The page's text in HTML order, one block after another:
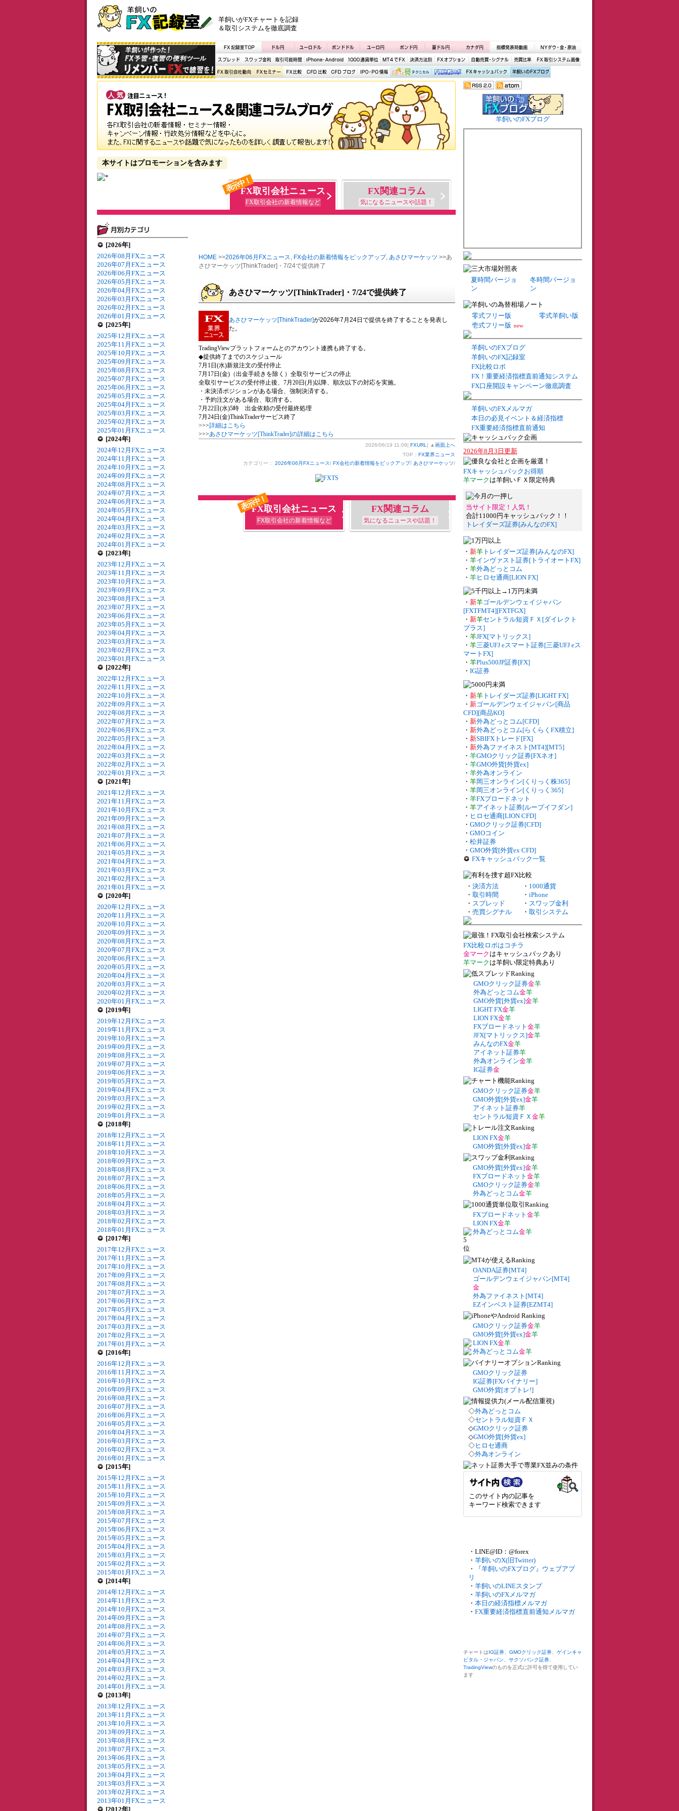
羊飼いがFXチャートを記録
＆取引システムを徹底調査
本サイトはプロモーションを含みます
表示中！FX取引会社ニュース
FX取引会社の新着情報など
FX関連コラム
気になるニュースや話題！
[2026年]
2026年08月FXニュース
2026年07月FXニュース
2026年06月FXニュース
2026年05月FXニュース
2026年04月FXニュース
2026年03月FXニュース
2026年02月FXニュース
2026年01月FXニュース
[2025年]
2025年12月FXニュース
2025年11月FXニュース
2025年10月FXニュース
2025年09月FXニュース
2025年08月FXニュース
2025年07月FXニュース
2025年06月FXニュース
2025年05月FXニュース
2025年04月FXニュース
2025年03月FXニュース
2025年02月FXニュース
2025年01月FXニュース
[2024年]
2024年12月FXニュース
2024年11月FXニュース
2024年10月FXニュース
2024年09月FXニュース
2024年08月FXニュース
2024年07月FXニュース
2024年06月FXニュース
2024年05月FXニュース
2024年04月FXニュース
2024年03月FXニュース
2024年02月FXニュース
2024年01月FXニュース
[2023年]
2023年12月FXニュース
2023年11月FXニュース
2023年10月FXニュース
2023年09月FXニュース
2023年08月FXニュース
2023年07月FXニュース
2023年06月FXニュース
2023年05月FXニュース
2023年04月FXニュース
2023年03月FXニュース
2023年02月FXニュース
2023年01月FXニュース
[2022年]
2022年12月FXニュース
2022年11月FXニュース
2022年10月FXニュース
2022年09月FXニュース
2022年08月FXニュース
2022年07月FXニュース
2022年06月FXニュース
2022年05月FXニュース
2022年04月FXニュース
2022年03月FXニュース
2022年02月FXニュース
2022年01月FXニュース
[2021年]
2021年12月FXニュース
2021年11月FXニュース
2021年10月FXニュース
2021年09月FXニュース
2021年08月FXニュース
2021年07月FXニュース
2021年06月FXニュース
2021年05月FXニュース
2021年04月FXニュース
2021年03月FXニュース
2021年02月FXニュース
2021年01月FXニュース
[2020年]
2020年12月FXニュース
2020年11月FXニュース
2020年10月FXニュース
2020年09月FXニュース
2020年08月FXニュース
2020年07月FXニュース
2020年06月FXニュース
2020年05月FXニュース
2020年04月FXニュース
2020年03月FXニュース
2020年02月FXニュース
2020年01月FXニュース
[2019年]
2019年12月FXニュース
2019年11月FXニュース
2019年10月FXニュース
2019年09月FXニュース
2019年08月FXニュース
2019年07月FXニュース
2019年06月FXニュース
2019年05月FXニュース
2019年04月FXニュース
2019年03月FXニュース
2019年02月FXニュース
2019年01月FXニュース
[2018年]
2018年12月FXニュース
2018年11月FXニュース
2018年10月FXニュース
2018年09月FXニュース
2018年08月FXニュース
2018年07月FXニュース
2018年06月FXニュース
2018年05月FXニュース
2018年04月FXニュース
2018年03月FXニュース
2018年02月FXニュース
2018年01月FXニュース
[2017年]
2017年12月FXニュース
2017年11月FXニュース
2017年10月FXニュース
2017年09月FXニュース
2017年08月FXニュース
2017年07月FXニュース
2017年06月FXニュース
2017年05月FXニュース
2017年04月FXニュース
2017年03月FXニュース
2017年02月FXニュース
2017年01月FXニュース
[2016年]
2016年12月FXニュース
2016年11月FXニュース
2016年10月FXニュース
2016年09月FXニュース
2016年08月FXニュース
2016年07月FXニュース
2016年06月FXニュース
2016年05月FXニュース
2016年04月FXニュース
2016年03月FXニュース
2016年02月FXニュース
2016年01月FXニュース
[2015年]
2015年12月FXニュース
2015年11月FXニュース
2015年10月FXニュース
2015年09月FXニュース
2015年08月FXニュース
2015年07月FXニュース
2015年06月FXニュース
2015年05月FXニュース
2015年04月FXニュース
2015年03月FXニュース
2015年02月FXニュース
2015年01月FXニュース
[2014年]
2014年12月FXニュース
2014年11月FXニュース
2014年10月FXニュース
2014年09月FXニュース
2014年08月FXニュース
2014年07月FXニュース
2014年06月FXニュース
2014年05月FXニュース
2014年04月FXニュース
2014年03月FXニュース
2014年02月FXニュース
2014年01月FXニュース
[2013年]
2013年12月FXニュース
2013年11月FXニュース
2013年10月FXニュース
2013年09月FXニュース
2013年08月FXニュース
2013年07月FXニュース
2013年06月FXニュース
2013年05月FXニュース
2013年04月FXニュース
2013年03月FXニュース
2013年02月FXニュース
2013年01月FXニュース
[2012年]
HOME >>2026年06月FXニュース, FX会社の新着情報をピックアップ, あさひマーケッツ >>あ
さひマーケッツ[ThinkTrader]・7/24で提供終了
あさひマーケッツ[ThinkTrader]・7/24で提供終了
あさひマーケッツ[ThinkTrader]が2026年7月24日で提供を終了することを発表し
た。
TradingViewプラットフォームとのアカウント連携も終了する。
◆提供終了までのスケジュール
7月1日(水)新規注文の受付停止
7月17日(金)（出金手続きを除く）全取引サービスの停止
全取引サービスの受付停止後、7月20日(月)以降、順次以下の対応を実施。
・未決済ポジションがある場合、強制決済する。
・予約注文がある場合、取消する。
7月22日(水)5時 出金依頼の受付最終処理
7月24日(金)ThinkTraderサービス終了
>>>詳細はこちら
>>>あさひマーケッツ[ThinkTrader]の詳細はこちら
2026/06/19 11:09| FXURL | ▲ 画面上へ
TOP： FX業界ニュース
カテゴリー： 2026年06月FXニュース/ FX会社の新着情報をピックアップ/ あさひマーケッツ/
表示中！
FX取引会社ニュース
FX取引会社の新着情報など
FX関連コラム
気になるニュースや話題！
羊飼いのFXブログ
夏時間バージョ
ン
冬時間バージョ
ン
零式フリー版
零式羊飼い版
壱式フリー版 new
羊飼いのFXブログ
羊飼いのFX記録室
FX比較ロボ
FX！重要経済指標直前通知システム
FX口座開設キャンペーン徹底調査
羊飼いのFXメルマガ
本日の必見イベント＆経済指標
FX重要経済指標直前通知
2026年8月3日更新
FXキャッシュバックお得順
羊マーク は羊飼いＦＸ限定特典
当サイト限定！人気！
合計11000円キャッシュバック！！
トレイダーズ証券[みんなのFX]
・ 新羊 トレイダーズ証券[みんなのFX]
・ 羊インヴァスト証券[トライオートFX]
・ 羊外為どっとコム
・ 羊ヒロセ通商[LION FX]
・ 新羊ゴールデンウェイジャパン
[FXTFMT4][FXTFGX]
・ 新羊セントラル短資ＦＸ[ダイレクト
プラス]
・ 羊JFX[マトリックス]
・ 羊三菱UFJ eスマート証券[三菱UFJ eス
マートFX]
・ 羊Plus500JP証券[FX]
・ IG証券
・ 新羊 トレイダーズ証券[LIGHT FX]
・ 新ゴールデンウェイジャパン[商品
CFD][商品KO]
・ 新外為どっとコム[CFD]
・ 新外為どっとコム[らくらくFX積立]
・ 新SBIFXトレード[FX]
・ 新外為ファイネスト[MT4][MT5]
・ 羊GMOクリック証券[FXネオ]
・ 羊GMO外貨[外貨ex]
・ 羊外為オンライン
・ 羊岡三オンライン[くりっく株365]
・ 羊岡三オンライン[くりっく365]
・ 羊FXブロードネット
・ 羊アイネット証券[ループイフダン]
・ ヒロセ通商[LION CFD]
・ GMOクリック証券[CFD]
・ GMOコイン
・ 松井証券
・ GMO外貨[外貨ex CFD]
FXキャッシュバック一覧
・ 決済方法 ・ 1000通貨
・ 取引時間 ・ iPhone
・ スプレッド ・ スワップ金利
・ 売買シグナル ・ 取引システム
FX比較ロボはコチラ
金マーク はキャッシュバックあり
羊マーク は羊飼い限定特典あり
GMOクリック証券金羊
外為どっとコム金羊
GMO外貨[外貨ex]金羊
LIGHT FX金羊
LION FX金羊
FXブロードネット 金羊
JFX[マトリックス]金羊
みんなのFX金羊
アイネット証券羊
外為オンライン金羊
IG証券金
GMOクリック証券金羊
GMO外貨[外貨ex]金羊
アイネット証券羊
セントラル短資ＦＸ 金羊
LION FX金羊
GMO外貨[外貨ex]金羊
GMO外貨[外貨ex]金羊
FXブロードネット 金羊
GMOクリック証券金羊
外為どっとコム金羊
FXブロードネット 金羊
LION FX金羊
外為どっとコム金羊
OANDA証券[MT4]
ゴールデンウェイジャパン[MT4]
金
外為ファイネスト[MT4]
EZインベスト証券[EZMT4]
GMOクリック証券金羊
GMO外貨[外貨ex]金羊
LION FX金羊
外為どっとコム金羊
GMOクリック証券
IG証券[FXバイナリー]
GMO外貨[オプトレ!]
◇外為どっとコム
◇セントラル短資ＦＸ
◇GMOクリック証券
◇GMO外貨[外貨ex]
◇ヒロセ通商
◇外為オンライン
このサイト内の記事を
キーワード検索できます
・LINE@ID：@forex
・ 羊飼いのX(旧Twitter)
・
『羊飼いのFXブログ』ウェブアプ
リ
・ 羊飼いのLINEスタンプ
・ 羊飼いのFXメルマガ
・ 本日の経済指標メルマガ
・ FX重要経済指標直前通知メルマガ
チャートはIG証券 GMOクリック証券
ゲインキャ
ピタル・ジャパン
サクソバンク証券
TradingViewのものを正式に許可を得て使用してい
ます